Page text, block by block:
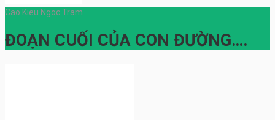
Cao Kieu Ngoc Tram
ĐOẠN CUỐI CỦA CON ĐƯỜNG….